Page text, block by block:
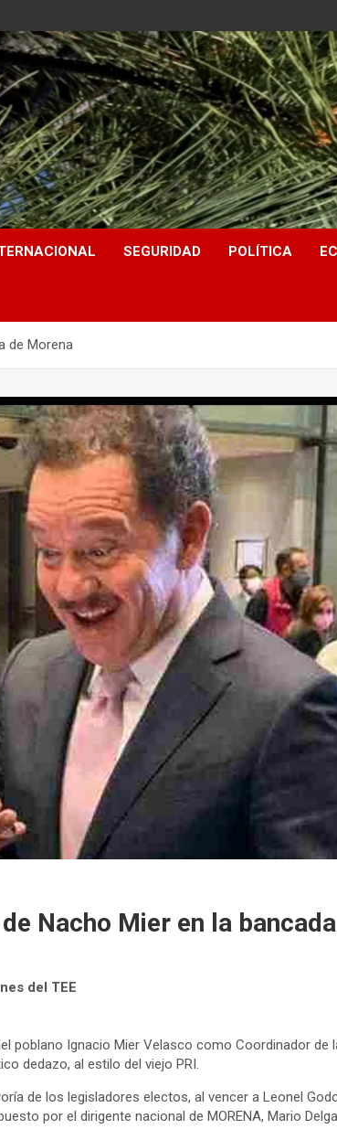
SEGURIDAD POLÍTICA
de Morena
Nacho Mier en la
del TEE
poblano Ignacio Mier Velasco como Coordinador de
dedazo, al estilo del viejo PRI.
de los legisladores electos, al vencer a Leonel
por el dirigente nacional de MORENA, Mario